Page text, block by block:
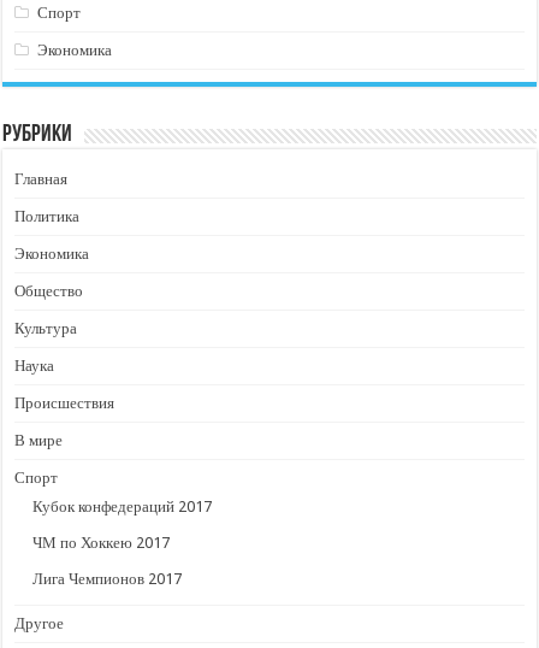
Спорт
Экономика
Рубрики
Главная
Политика
Экономика
Общество
Культура
Наука
Происшествия
В мире
Спорт
Кубок конфедераций 2017
ЧМ по Хоккею 2017
Лига Чемпионов 2017
Другое